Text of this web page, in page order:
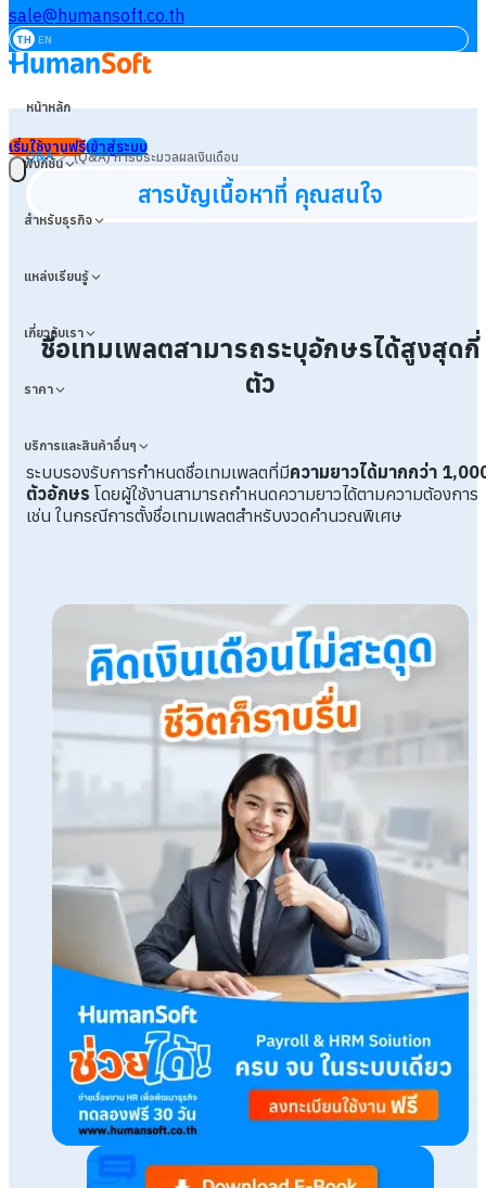
sale@humansoft.co.th
TH EN
หน้าหลัก
ฟังก์ชัน
สำหรับธุรกิจ
แหล่งเรียนรู้
เกี่ยวกับเรา
ราคา
บริการและสินค้าอื่นๆ
เริ่มใช้งานฟรีเข้าสู่ระบบ
Q&A>(Q&A) การประมวลผลเงินเดือน
สารบัญเนื้อหาที่ คุณสนใจ
ชื่อเทมเพลตสามารถระบุอักษรได้สูงสุดกี่
ตัว
ระบบรองรับการกำหนดชื่อเทมเพลตที่มีความยาวได้มากกว่า
ตัวอักษร โดยผู้ใช้งานสามารถกำหนดความยาวได้ตามความต้องการ
เช่น ในกรณีการตั้งชื่อเทมเพลตสำหรับงวดคำนวณพิเศษ